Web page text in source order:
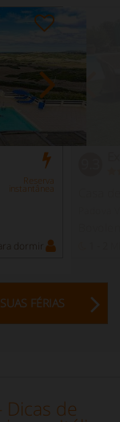
Reserva
instantânea
dormir
FÉRIAS
de